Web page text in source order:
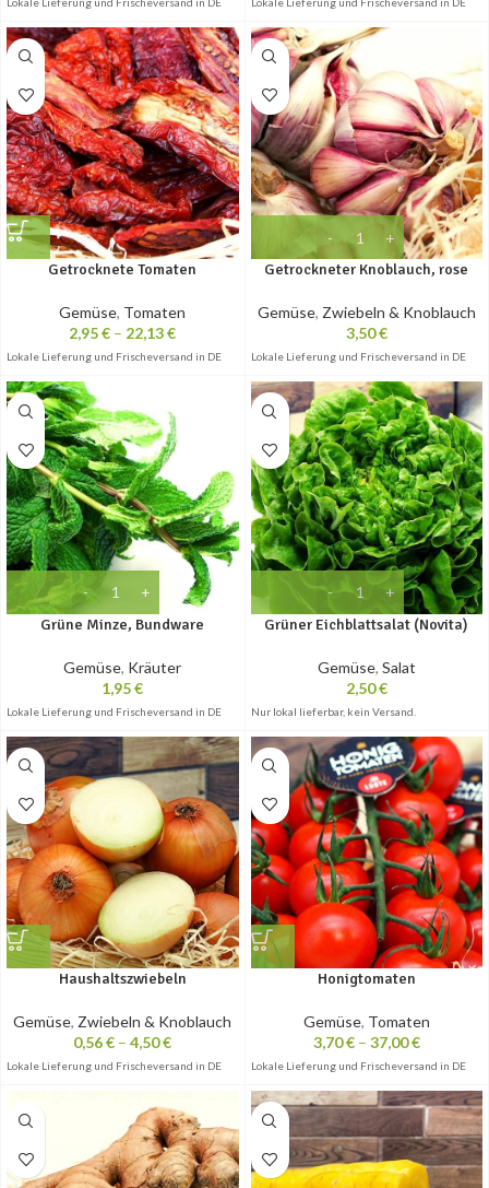
Getrocknete Tomaten
Gemüse, Tomaten
2,95€ – 22,13€
Lokale Lieferung und Frischeversand in DE
Getrockneter Knoblauch, rose
Gemüse, Zwiebeln & Knoblauch
3,50€
Lokale Lieferung und Frischeversand in DE
Grüne Minze, Bundware
Gemüse, Kräuter
1,95€
Lokale Lieferung und Frischeversand in DE
Grüner Eichblattsalat (Novita)
Gemüse, Salat
2,50€
Nur lokal lieferbar, kein Versand.
Haushaltszwiebeln
Gemüse, Zwiebeln & Knoblauch
0,56€ –4,50€
Lokale Lieferung und Frischeversand in DE
Honigtomaten
Gemüse, Tomaten
3,70€– 37,00€
Lokale Lieferung und Frischeversand in DE